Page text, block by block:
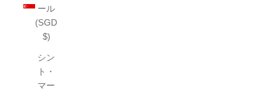
ール
(SGD
$)
シン
ト・
マー